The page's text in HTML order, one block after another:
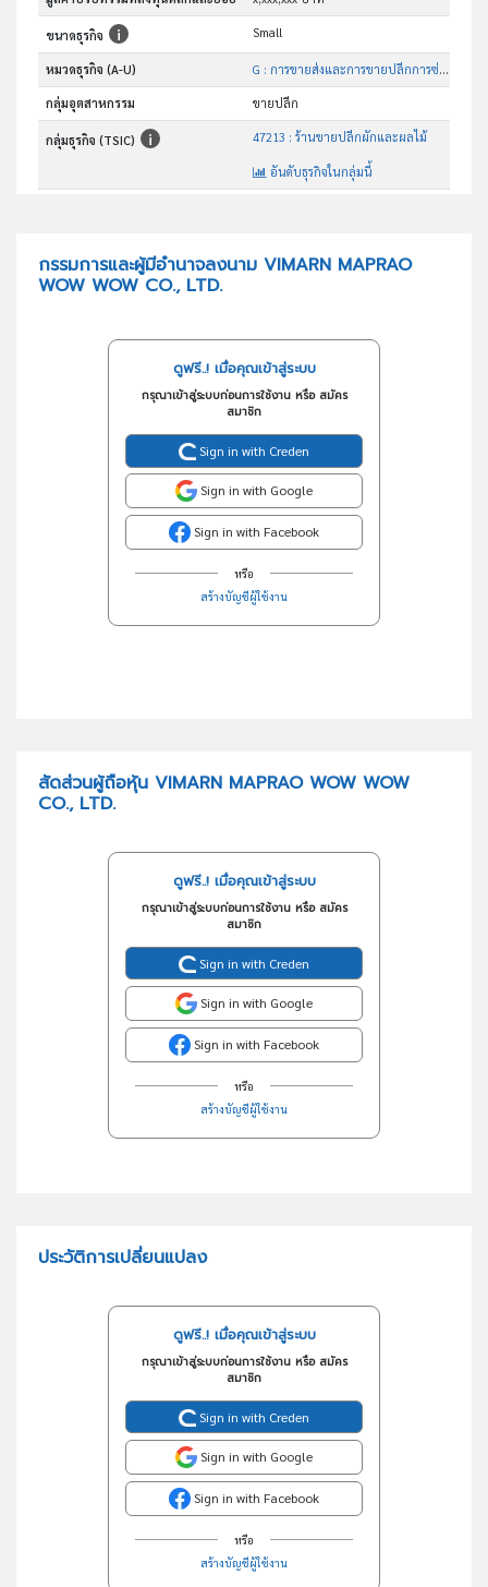
ขนาดธุรกิจ Small
หมวดธุรกิจ (A-U) G : การขายส่งและการขายปลีกการซ่อมยานยนต์และ จักรยานยนต์
กลุ่มอุตสาหกรรม ขายปลีก
กลุ่มธุรกิจ (TSIC) 47213 : ร้านขายปลีกผักและผลไม้
อันดับธุรกิจในกลุ่มนี้
กรรมการและผู้มีอำนาจลงนาม VIMARN MAPRAO
WOW WOW CO., LTD.
ดูฟรี..! เมื่อคุณเข้าสู่ระบบ
กรุณาเข้าสู่ระบบก่อนการใช้งาน หรือ สมัคร
สมาชิก
Sign in with Creden
Sign in with Google
Sign in with Facebook
หรือ
สร้างบัญชีผู้ใช้งาน
สัดส่วนผู้ถือหุ้น VIMARN MAPRAO WOW WOW
CO., LTD.
ดูฟรี..! เมื่อคุณเข้าสู่ระบบ
กรุณาเข้าสู่ระบบก่อนการใช้งาน หรือ สมัคร
สมาชิก
Sign in with Creden
Sign in with Google
Sign in with Facebook
หรือ
สร้างบัญชีผู้ใช้งาน
ประวัติการเปลี่ยนแปลง
ดูฟรี..! เมื่อคุณเข้าสู่ระบบ
กรุณาเข้าสู่ระบบก่อนการใช้งาน หรือ สมัคร
สมาชิก
Sign in with Creden
Sign in with Google
Sign in with Facebook
หรือ
สร้างบัญชีผู้ใช้งาน